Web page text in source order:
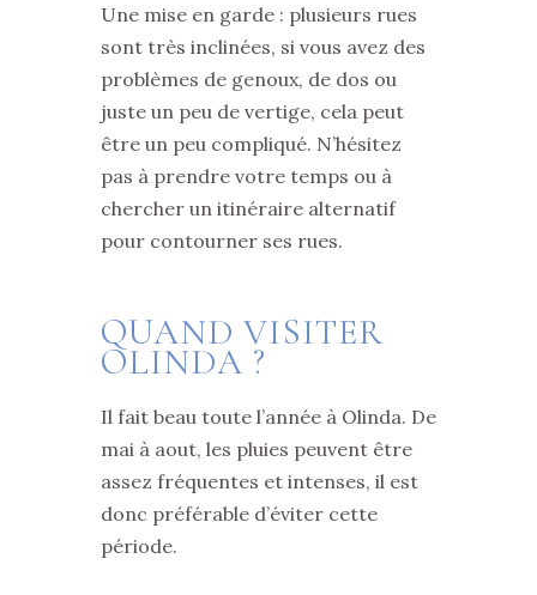
Une mise en garde : plusieurs rues
sont très inclinées, si vous avez des
problèmes de genoux, de dos ou
juste un peu de vertige, cela peut
être un peu compliqué. N’hésitez
pas à prendre votre temps ou à
chercher un itinéraire alternatif
pour contourner ses rues.
QUAND VISITER
OLINDA ?
Il fait beau toute l’année à Olinda. De
mai à aout, les pluies peuvent être
assez fréquentes et intenses, il est
donc préférable d’éviter cette
période.